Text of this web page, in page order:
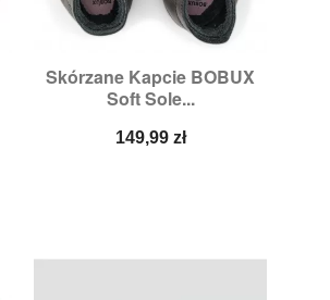
Skórzane Kapcie BOBUX
Soft Sole...
Cena
149,99 zł
Szybki podgląd
Rozmiary:2XL,3XL,